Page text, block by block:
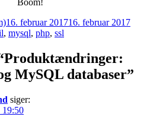
Udgivet
16. februar 201716. februar 2017
, mysql, php, ssl
MySQL databaser”
siger:
19:50